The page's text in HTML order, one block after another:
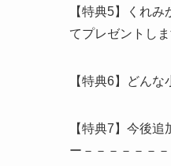
【特典5】くれ
てプレゼントしま
【特典6】どん
【特典7】今後
ー－－－－－－